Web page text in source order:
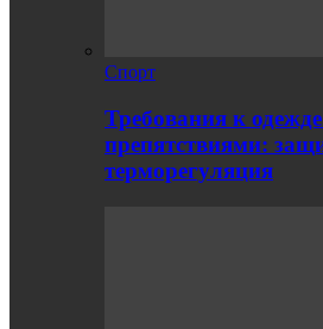
Спорт
Требования к
препятствиями:
терморегуляция